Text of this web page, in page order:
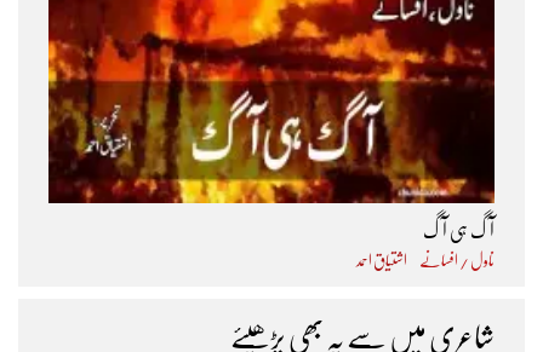
آگ ہی آگ
ناول / افسانے اشتیاق احمد
شاعری میں سے یہ بھی پڑھیئے